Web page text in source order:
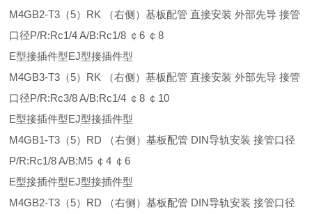
M4GB2-T3（5）RK （右侧）基板配管 直接安装 外部先导 接管
口径P/R:Rc1/4 A/B:Rc1/8 ￠6 ￠8
E型接插件型EJ型接插件型
M4GB3-T3（5）RK （右侧）基板配管 直接安装 外部先导 接管
口径P/R:Rc3/8 A/B:Rc1/4 ￠8 ￠10
E型接插件型EJ型接插件型
M4GB1-T3（5）RD （右侧）基板配管 DIN导轨安装 接管口径
P/R:Rc1/8 A/B:M5 ￠4 ￠6
E型接插件型EJ型接插件型
M4GB2-T3（5）RD （右侧）基板配管 DIN导轨安装 接管口径